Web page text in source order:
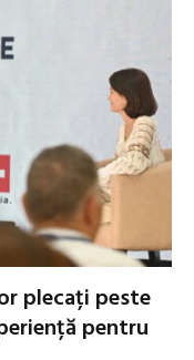
plecați peste
pentru